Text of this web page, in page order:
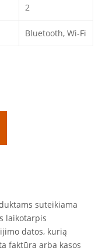
2
Bluetooth, Wi-Fi
suteikiama
laikotarpis
datos, kurią
faktūra arba kasos